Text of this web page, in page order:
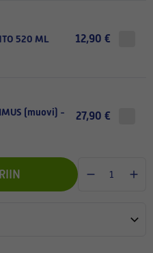
520 ML 12,90 €
(muovi) -
27,90 €